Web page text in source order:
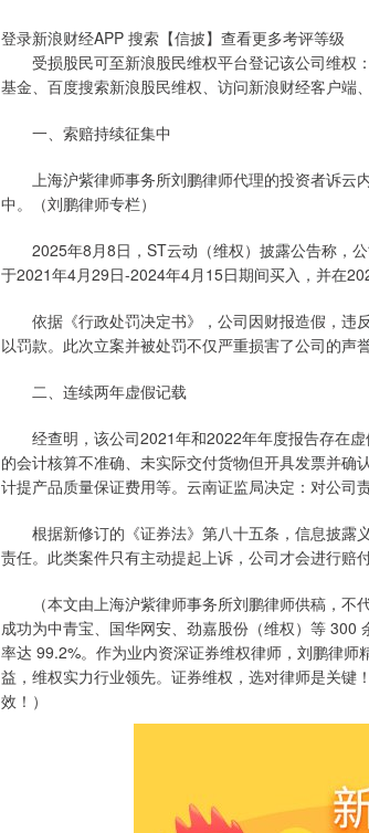
登录新浪财经APP 搜索【信披】查看更多考评等级
受损股民可至新浪股民维权平台登记该公司维
基金、百度搜索新浪股民维权、访问新浪财经客户端
一、索赔持续征集中
上海沪紫律师事务所刘鹏律师代理的投资者诉云
中。（刘鹏律师专栏）
2025年8月8日，ST云动（维权）披露公告称，公
于2021年4月29日-2024年4月15日期间买入，并在
依据《行政处罚决定书》，公司因财报造假，违
以罚款。此次立案并被处罚不仅严重损害了公司的声
二、连续两年虚假记载
经查明，该公司2021年和2022年年度报告存在虚
的会计核算不准确、未实际交付货物但开具发票并
计提产品质量保证费用等。云南证监局决定：对公司
根据新修订的《证券法》第八十五条，信息披露
责任。此类案件只有主动提起上诉，公司才会进行赔
（本文由上海沪紫律师事务所刘鹏律师供稿，不
成功为中青宝、国华网安、劲嘉股份（维权）等
率达 99.2%。作为业内资深证券维权律师，刘鹏律
益，维权实力行业领先。证券维权，选对律师是关键
效！）